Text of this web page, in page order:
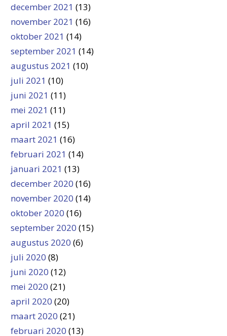
december 2021 (13)
november 2021 (16)
oktober 2021 (14)
september 2021 (14)
augustus 2021 (10)
juli 2021 (10)
juni 2021 (11)
mei 2021 (11)
april 2021 (15)
maart 2021 (16)
februari 2021 (14)
januari 2021 (13)
december 2020 (16)
november 2020 (14)
oktober 2020 (16)
september 2020 (15)
augustus 2020 (6)
juli 2020 (8)
juni 2020 (12)
mei 2020 (21)
april 2020 (20)
maart 2020 (21)
februari 2020 (13)